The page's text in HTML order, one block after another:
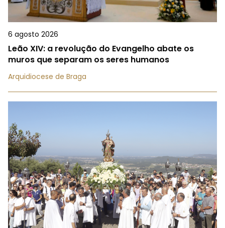
6 agosto 2026
Leão XIV: a revolução do Evangelho abate os
muros que separam os seres humanos
Arquidiocese de Braga